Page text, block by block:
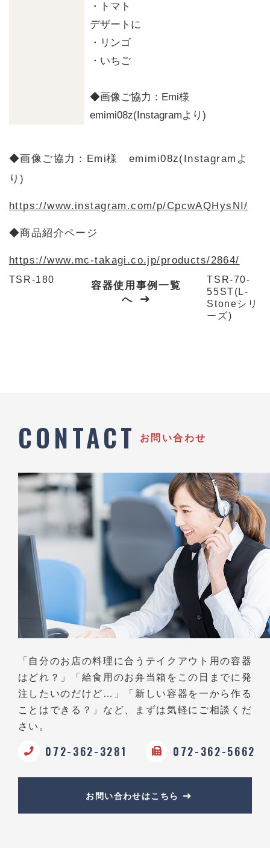
・トマト
デザートに
・リンゴ
・いちご
◆画像ご協力：Emi様
emimi08z(Instagramより)
◆画像ご協力：Emi様 emimi08z(Instagramよ
り)
https://www.instagram.com/p/CpcwAQHysNI/
◆商品紹介ページ
https://www.mc-takagi.co.jp/products/2864/
TSR-180
容器使用事例一覧
へ
TSR-70-
55ST(L-
Stoneシリ
ーズ)
CONTACT お問い合わせ
「自分のお店の料理に合うテイクアウト用の容器
はどれ？」
「給食用のお弁当箱をこの日までに発
注したいのだけど…」
「新しい容器を一から作る
ことはできる？」など、
まずは気軽にご相談くだ
さい。
072-362-3281 072-362-5662
お問い合わせはこちら